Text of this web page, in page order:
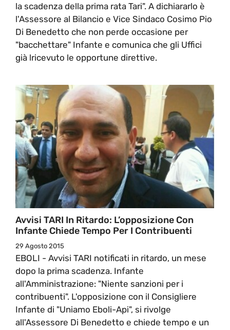
la scadenza della prima rata Tari". A dichiararlo è
l'Assessore al Bilancio e Vice Sindaco Cosimo Pio
Di Benedetto che non perde occasione per
"bacchettare" Infante e comunica che gli Uffici
già lricevuto le opportune direttive.
Avvisi TARI In Ritardo: L’opposizione Con
Infante Chiede Tempo Per I Contribuenti
29 Agosto 2015
EBOLI - Avvisi TARI notificati in ritardo, un mese
dopo la prima scadenza. Infante
all'Amministrazione: "Niente sanzioni per i
contribuenti". L'opposizione con il Consigliere
Infante di "Uniamo Eboli-Api", si rivolge
all'Assessore Di Benedetto e chiede tempo e un